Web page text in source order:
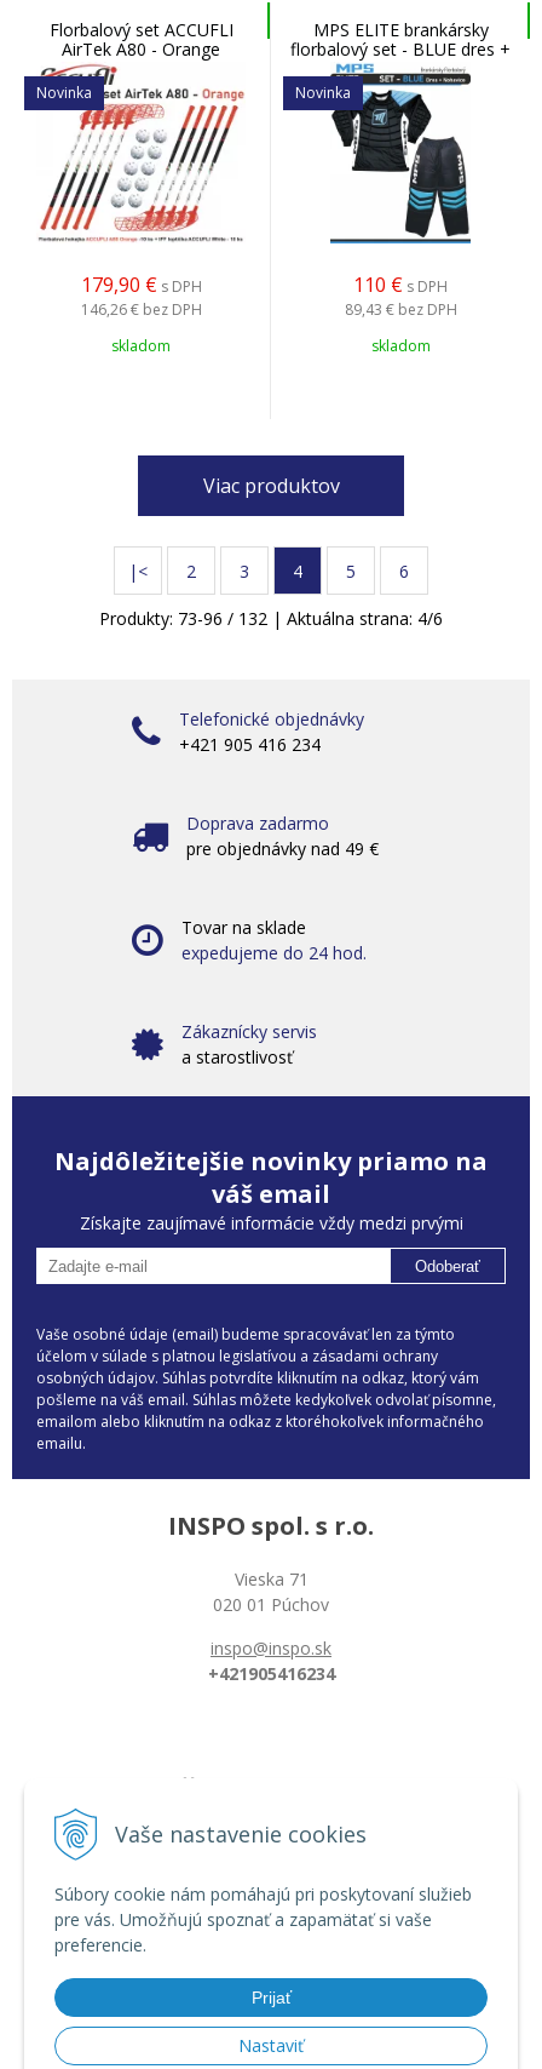
Vaše nastavenie cookies
Súbory cookie nám pomáhajú pri poskytovaní služieb
pre vás. Umožňujú spoznať a zapamätať si vaše
preferencie.
Prijať
Nastaviť
Florbalový set ACCUFLI
AirTek A80 - Orange
Novinka
179,90 € s DPH
146,26 € bez DPH
skladom
MPS ELITE brankársky
florbalový set - BLUE dres +
nohavice
Novinka
110 € s DPH
89,43 € bez DPH
skladom
Viac produktov
|< 2 3 4 5 6
Produkty: 73-96 / 132 | Aktuálna strana: 4/6
Telefonické objednávky
+421 905 416 234
Doprava zadarmo
pre objednávky nad 49 €
Tovar na sklade
expedujeme do 24 hod.
Zákaznícky servis
a starostlivosť
Najdôležitejšie novinky priamo na
váš email
Získajte zaujímavé informácie vždy medzi prvými
Odoberať
Vaše osobné údaje (email) budeme spracovávať len za týmto
účelom v súlade s platnou legislatívou a zásadami ochrany
osobných údajov. Súhlas potvrdíte kliknutím na odkaz, ktorý vám
pošleme na váš email. Súhlas môžete kedykoľvek odvolať písomne,
emailom alebo kliknutím na odkaz z ktoréhokoľvek informačného
emailu.
INSPO spol. s r.o.
Vieska 71
020 01 Púchov
inspo@inspo.sk
+421905416234
Všetko o nákupe
Možnosti platby a doprava
Dĺžka florbalovej hokejky
Zahnutie hokejky/čepele
Veľkostná tabuľka